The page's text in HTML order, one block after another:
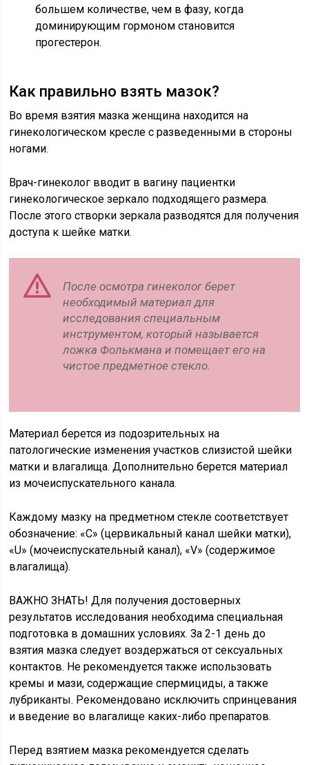
большем количестве, чем в фазу, когда
доминирующим гормоном становится
прогестерон.
Как правильно взять мазок?
Во время взятия мазка женщина находится на
гинекологическом кресле с разведенными в стороны
ногами.
Врач-гинеколог вводит в вагину пациентки
гинекологическое зеркало подходящего размера.
После этого створки зеркала разводятся для получения
доступа к шейке матки.
После осмотра гинеколог берет
необходимый материал для
исследования специальным
инструментом, который называется
ложка Фолькмана и помещает его на
чистое предметное стекло.
Материал берется из подозрительных на
патологические изменения участков слизистой шейки
матки и влагалища. Дополнительно берется материал
из мочеиспускательного канала.
Каждому мазку на предметном стекле соответствует
обозначение: «С» (цервикальный канал шейки матки),
«U» (мочеиспускательный канал), «V» (содержимое
влагалища).
ВАЖНО ЗНАТЬ! Для получения достоверных
результатов исследования необходима специальная
подготовка в домашних условиях. За 2-1 день до
взятия мазка следует воздержаться от сексуальных
контактов. Не рекомендуется также использовать
кремы и мази, содержащие спермициды, а также
лубриканты. Рекомендовано исключить спринцевания
и введение во влагалище каких-либо препаратов.
Перед взятием мазка рекомендуется сделать